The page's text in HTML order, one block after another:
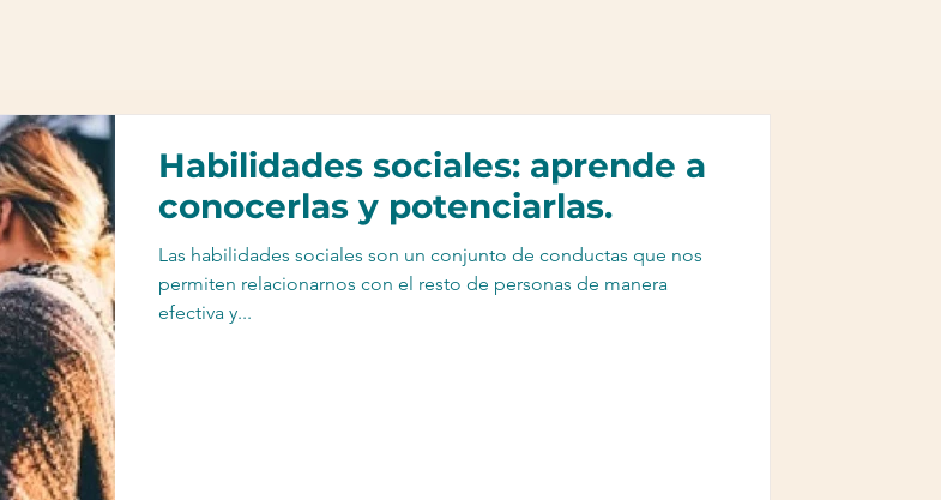
Habilidades sociales: aprende a
conocerlas y potenciarlas.
Las habilidades sociales son un conjunto de conductas que nos
permiten relacionarnos con el resto de personas de manera
efectiva y...